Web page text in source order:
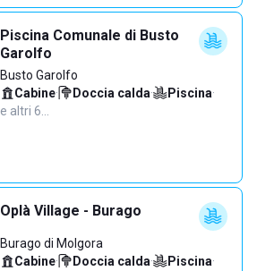
Piscina Comunale di Busto
Garolfo
Busto Garolfo
Cabine· Doccia calda· Piscina·
e altri 6…
Oplà Village - Burago
Burago di Molgora
Cabine· Doccia calda· Piscina·